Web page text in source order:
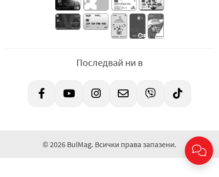
Последвай ни в
© 2026 BulMag. Всички права запазени.